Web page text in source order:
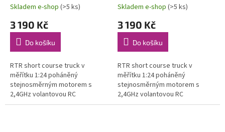
Skladem e-shop (>5 ks)
3 190 Kč
Do košíku
RTR short course truck v
měřítku 1:24 poháněný
stejnosměrným motorem s
2,4GHz volantovou RC
soupravou, včetně Li-Po
Skladem e-shop (>5 ks)
3 190 Kč
Do košíku
RTR short course truck v
měřítku 1:24 poháněný
stejnosměrným motorem s
2,4GHz volantovou RC
soupravou, včetně Li-Po